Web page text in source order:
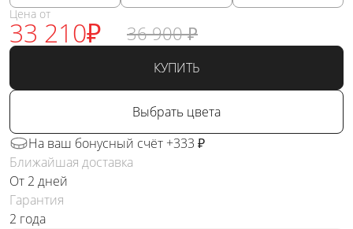
Цена от
33 210₽ 36 900 ₽
КУПИТЬ
Выбрать цвета
На ваш бонусный счёт +333 ₽
Ближайшая доставка
От 2 дней
Гарантия
2 года